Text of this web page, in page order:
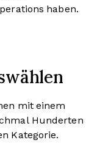
haben.
mit einem
Hunderten
Kategorie.